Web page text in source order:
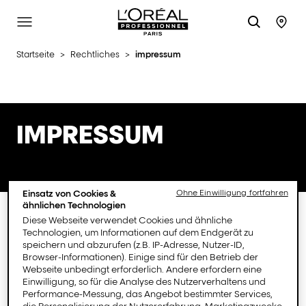
L'Oréal Professionnel Paris
Site Menu
Startseite > Rechtliches > impressum
IMPRESSUM
IMPRESSUM L'Oréal
Einsatz von Cookies &
ähnlichen Technologien
Diese Webseite verwendet Cookies und ähnliche
Technologien, um Informationen auf dem Endgerät zu
speichern und abzurufen (z.B. IP-Adresse, Nutzer-ID,
Browser-Informationen). Einige sind für den Betrieb der
Webseite unbedingt erforderlich. Andere erfordern eine
Einwilligung, so für die Analyse des Nutzerverhaltens und
Performance-Messung, das Angebot bestimmter Services,
Ohne Einwilligung fortfahren